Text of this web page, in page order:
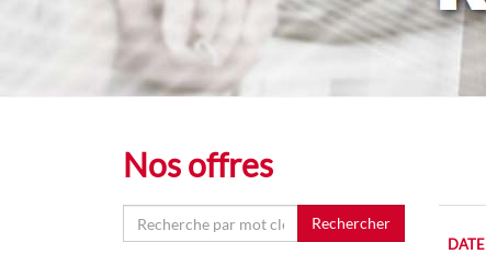
Nos offres
Rechercher
DATE